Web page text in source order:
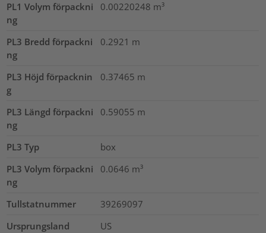
PL1 Volym förpackni
ng
0.00220248 m³
PL3 Bredd förpackni
ng
0.2921 m
PL3 Höjd förpacknin
g
0.37465 m
PL3 Längd förpackni
ng
0.59055 m
PL3 Typ
box
PL3 Volym förpackni
ng
0.0646 m³
Tullstatnummer
39269097
Ursprungsland
US